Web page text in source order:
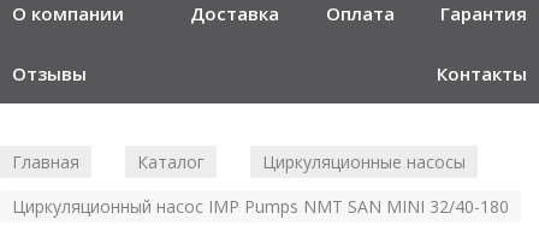
О компании Доставка Оплата Гарантия
Отзывы Контакты
Главная Каталог Циркуляционные насосы
Циркуляционный насос IMP Pumps NMT SAN MINI 32/40-180